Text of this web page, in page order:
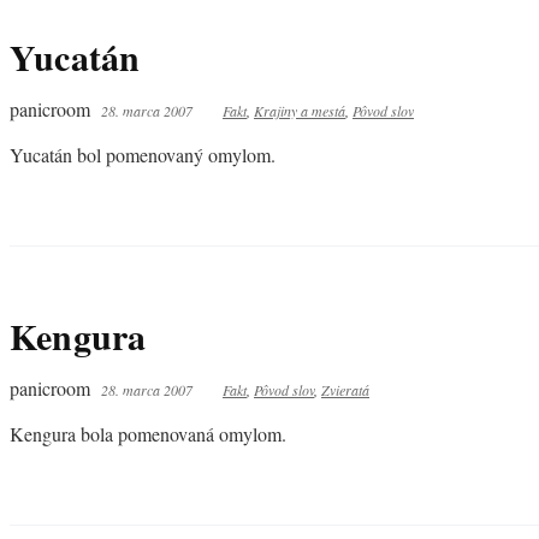
Yucatán
panicroom 28. marca 2007 Fakt, Krajiny a mestá Pôvod slov
Yucatán bol pomenovaný omylom.
Kengura
panicroom 28. marca 2007 Fakt, Pôvod slov, Zvieratá
Kengura bola pomenovaná omylom.